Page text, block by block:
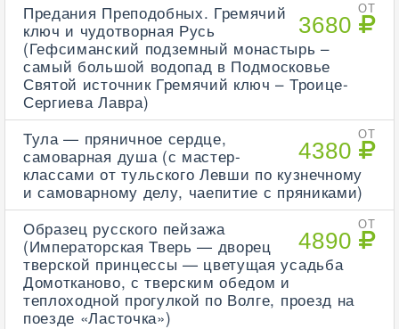
ОТ
3680
Предания Преподобных. Гремячий
ключ и чудотворная Русь
(Гефсиманский подземный монастырь –
самый большой водопад в Подмосковье
Святой источник Гремячий ключ – Троице-
Сергиева Лавра)
ОТ
4380
Тула — пряничное сердце,
самоварная душа (с мастер-
классами от тульского Левши по кузнечному
и самоварному делу, чаепитие с пряниками)
ОТ
4890
Образец русского пейзажа
(Императорская Тверь — дворец
тверской принцессы — цветущая усадьба
Домотканово, с тверским обедом и
теплоходной прогулкой по Волге, проезд на
поезде «Ласточка»)